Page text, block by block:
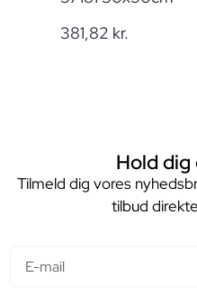
381,82 kr.
Hold
Tilmeld dig vores
tilbud